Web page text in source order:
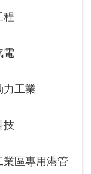
程
電
力工業
技
業區專用港管